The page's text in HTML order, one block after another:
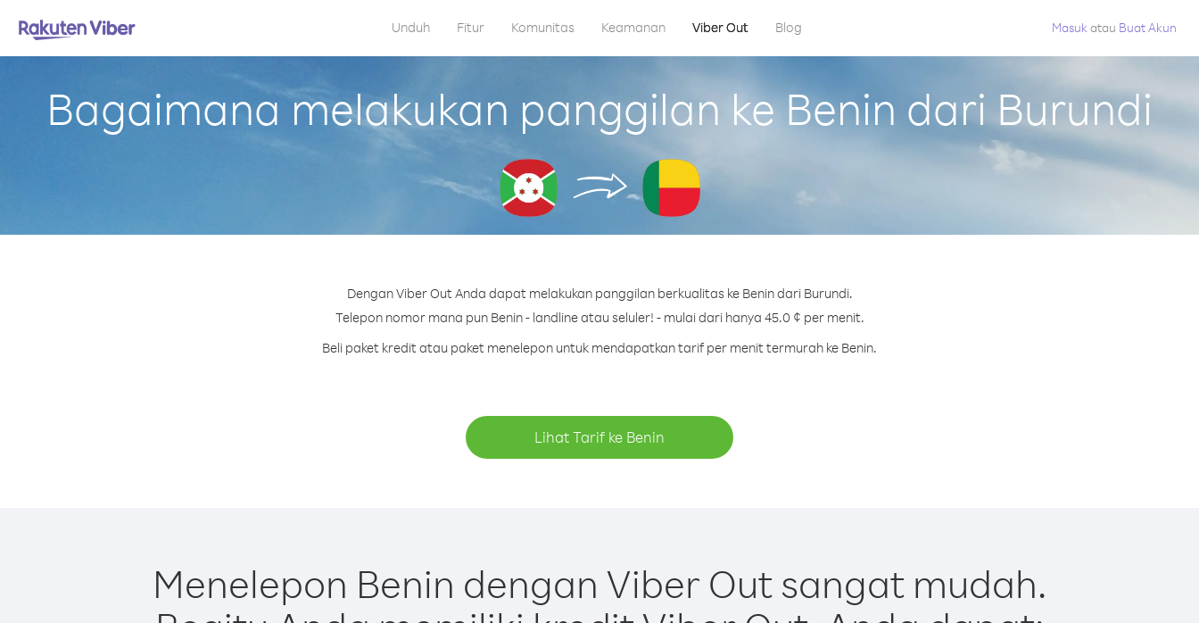
Unduh Fitur Komunitas Keamanan Viber Out Blog Masuk atau Buat Akun
Bagaimana melakukan panggilan ke Benin dari Burundi
Dengan Viber Out Anda dapat melakukan panggilan berkualitas ke Benin dari Burundi.
Telepon nomor mana pun Benin - landline atau seluler! - mulai dari hanya 45.0 ¢ per menit.
Beli paket kredit atau paket menelepon untuk mendapatkan tarif per menit termurah ke Benin.
Lihat Tarif ke Benin
Menelepon Benin dengan Viber Out sangat mudah.